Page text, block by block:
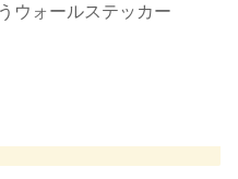
ウォールステッカー